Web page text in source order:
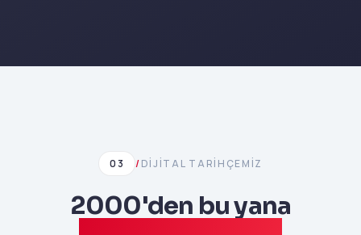
03 /DIJITAL TARIHÇEMIZ
2000'den bu yana